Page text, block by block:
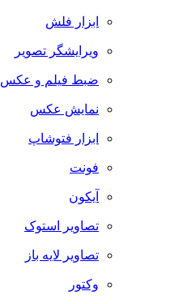
ابزار فلش
ویرایشگر تصویر
ضبط فيلم و عكس
نمایش عکس
ابزار فتوشاپ
فونت
آیکون
تصاویر استوک
تصاویر لایه باز
وکتور